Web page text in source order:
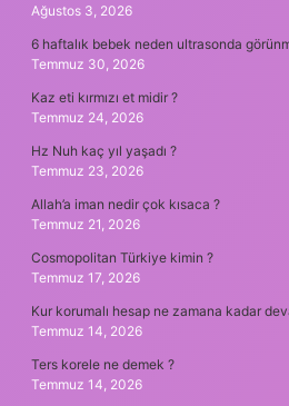
Ağustos 3, 2026
6 haftalık bebek neden ultrasonda
Temmuz 30, 2026
Kaz eti kırmızı et midir ?
Temmuz 24, 2026
Hz Nuh kaç yıl yaşadı ?
Temmuz 23, 2026
Allah’a iman nedir çok kısaca ?
Temmuz 21, 2026
Cosmopolitan Türkiye kimin ?
Temmuz 17, 2026
Kur korumalı hesap ne zamana kadar
Temmuz 14, 2026
Ters korele ne demek ?
Temmuz 14, 2026